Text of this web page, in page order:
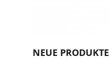
NEUE PRODUKTE